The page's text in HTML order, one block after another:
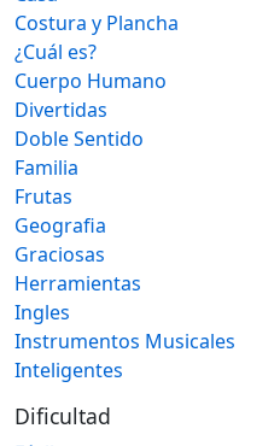
Costura y Plancha
¿Cuál es?
Cuerpo Humano
Divertidas
Doble Sentido
Familia
Frutas
Geografia
Graciosas
Herramientas
Ingles
Instrumentos Musicales
Inteligentes
Dificultad